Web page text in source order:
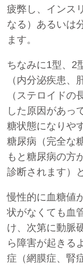
疲弊し、インス
なる）あるいは
ます。
ちなみに1型、2
（内分泌疾患、
（ステロイドの
した原因があっ
糖状態になりや
糖尿病（完全な
もと糖尿病の方
診断されます）
慢性的に血糖値
状がなくても血
け、次第に動脈
ら障害が起きる
症（網膜症、腎